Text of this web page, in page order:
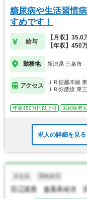
糖尿病や生活習慣
すめです！
給与
【月収】35.0
【年収】450
勤務地 新潟県 三条市
アクセス
ＪＲ信越本線
ＪＲ弥彦線 東
年収450万円以上可 未経験者
求人の詳細を見る